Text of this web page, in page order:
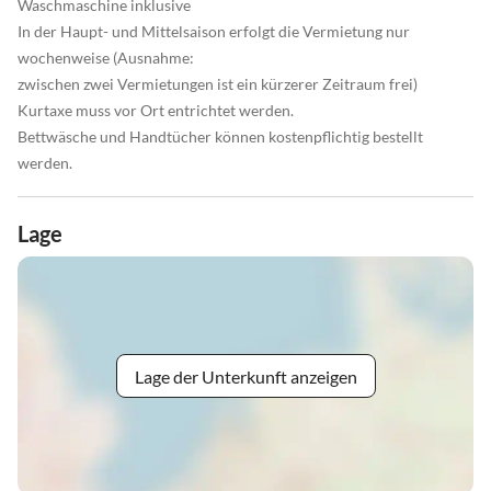
Waschmaschine inklusive
In der Haupt- und Mittelsaison erfolgt die Vermietung nur
wochenweise (Ausnahme:
zwischen zwei Vermietungen ist ein kürzerer Zeitraum frei)
Kurtaxe muss vor Ort entrichtet werden.
Bettwäsche und Handtücher können kostenpflichtig bestellt
werden.
Lage
Lage der Unterkunft anzeigen